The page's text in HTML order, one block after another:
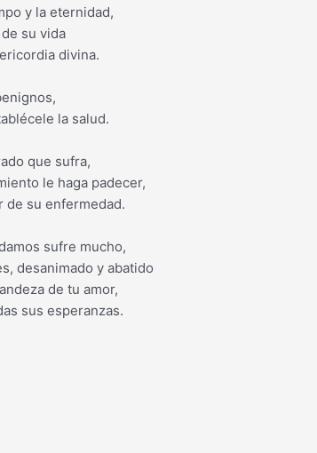
y la eternidad,
su vida
divina.
la salud.
que sufra,
le haga padecer,
de su enfermedad.
sufre mucho,
desanimado y abatido
de tu amor,
sus esperanzas.